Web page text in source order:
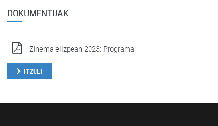
DOKUMENTUAK
Zinema elizpean 2023: Programa
ITZULI